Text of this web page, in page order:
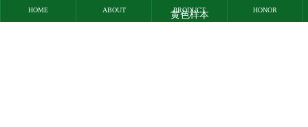
HOME ABOUT
黄色样本
PRODUCT HONOR